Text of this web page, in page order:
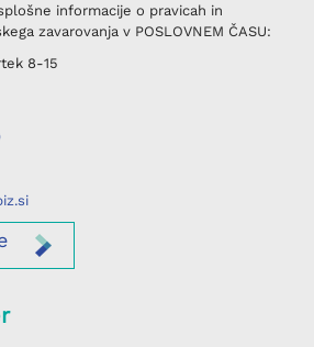
informacije o pravicah in
zavarovanja v POSLOVNEM ČASU:
8-15